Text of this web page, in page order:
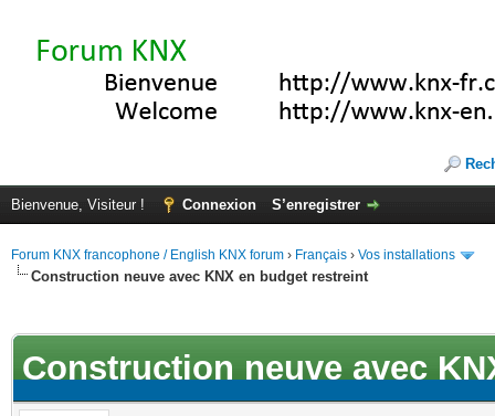
Bienvenue, Visiteur ! Connexion S’enregistrer
Forum KNX francophone / English KNX forum › Français › Vos installations
Construction neuve avec KNX en budget restreint
Construction neuve avec